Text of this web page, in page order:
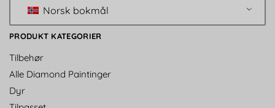
Norsk bokmål
PRODUKT KATEGORIER
Tilbehør
Alle Diamond Paintinger
Dyr